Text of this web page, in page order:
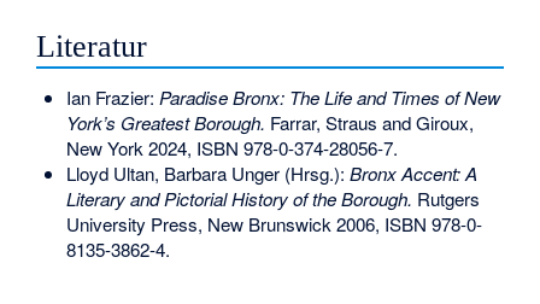
Literatur
Ian Frazier: Paradise Bronx: The Life and Times of New
York’s Greatest Borough. Farrar, Straus and Giroux,
New York 2024, ISBN 978-0-374-28056-7.
Lloyd Ultan, Barbara Unger (Hrsg.): Bronx Accent: A
Literary and Pictorial History of the Borough. Rutgers
University Press, New Brunswick 2006, ISBN 978-0-
8135-3862-4.